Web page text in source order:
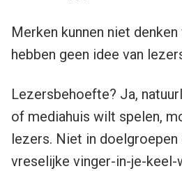
Merken kunnen niet
hebben geen idee van
Lezersbehoefte? Ja,
of mediahuis wilt spelen,
lezers. Niet in doelgroepen
vreselijke vinger-in-je-keel-